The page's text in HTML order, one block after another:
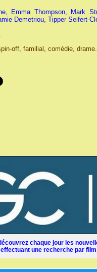
Emma Thompson, Mark
Demetriou, Tipper Seifert-
off, familial, comédie, drame.
chaque jour les
une recherche par